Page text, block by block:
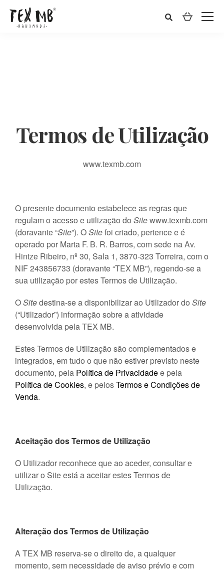
Termos de Utilização
www.texmb.com
O presente documento estabelece as regras que
regulam o acesso e utilização do Sitewww.texmb.com
(doravante “Site”). OSitefoi criado, pertence e é
operado por Marta F. B. R. Barros, com sede na Av.
Hintze Ribeiro, nº 30, Sala 1, 3870-323 Torreira, com o
NIF 243856733 (doravante “TEX MB”), regendo-se a
sua utilização por estes Termos de Utilização.
OSitedestina-se a disponibilizar ao Utilizador do Site
(“Utilizador”) informação sobre a atividade
desenvolvida pela TEX MB.
Estes Termos de Utilização são complementados e
integrados, em tudo o que não estiver previsto neste
documento, pela Política de Privacidadee pela
Política de Cookies, e pelosTermos e Condições de
Venda.
Aceitação dos Termos de Utilização
O Utilizador reconhece que ao aceder, consultar e
utilizar o Site está a aceitar estes Termos de
Utilização.
Alteração dos Termos de Utilização
A TEX MB reserva-se o direito de, a qualquer
momento, sem necessidade de aviso prévio e com